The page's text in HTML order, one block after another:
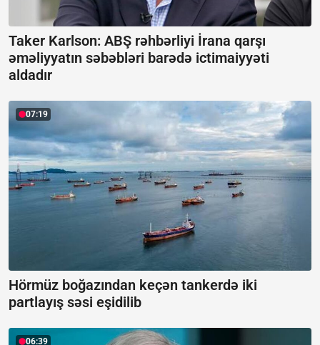
Taker Karlson: ABŞ rəhbərliyi İrana qarşı
əməliyyatın səbəbləri barədə ictimaiyyəti
aldadır
07:19
Hörmüz boğazından keçən tankerdə iki
partlayış səsi eşidilib
06:39